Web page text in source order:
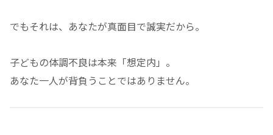
でもそれは、あなたが真面目で誠実だから。
子どもの体調不良は本来「想定内」。
あなた一人が背負うことではありません。